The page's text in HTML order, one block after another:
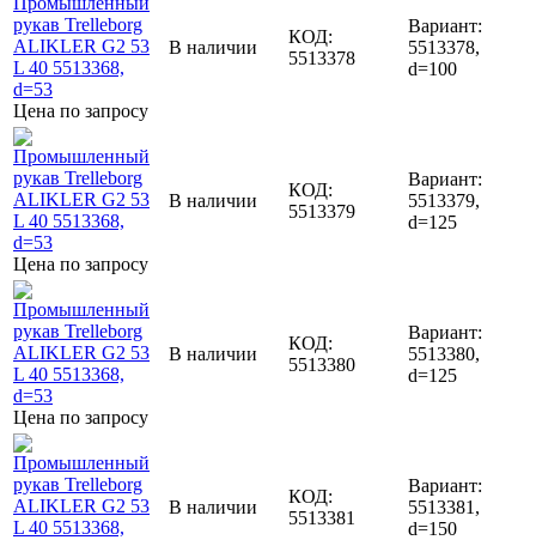
Цена по запросу
В наличии
КОД:
5513378
Вариант:
5513378,
d=100
Цена по запросу
В наличии
КОД:
5513379
Вариант:
5513379,
d=125
Цена по запросу
В наличии
КОД:
5513380
Вариант:
5513380,
d=125
В наличии
КОД:
5513381
Вариант:
5513381,
d=150